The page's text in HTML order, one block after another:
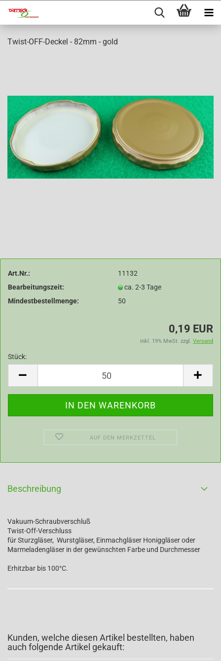
Twist-OFF-Deckel - 82mm - gold
Art.Nr.:
11132
Bearbeitungszeit:
ca. 2-3 Tage
Mindestbestellmenge:
50
0,19 EUR
inkl. 19% MwSt. zzgl. Versand
Stück:
AUF DEN MERKZETTEL
Beschreibung
Vakuum-Schraubverschluß
Twist-Off-Verschluss
für Sturzgläser, Wurstgläser, Einmachgläser Honiggläser oder
Marmeladengläser in der gewünschten Farbe und Durchmesser
Erhitzbar bis 100°C.
Kunden, welche diesen Artikel bestellten, haben
auch folgende Artikel gekauft: